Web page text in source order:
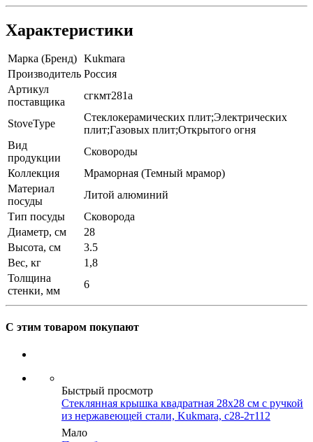
Характеристики
Марка (Бренд) Kukmara
Производитель Россия
Артикул
поставщика
сгкмт281а
StoveType
Стеклокерамических плит;Электрических
плит;Газовых плит;Открытого огня
Вид
продукции
Сковороды
Коллекция
Мраморная (Темный мрамор)
Материал
посуды
Литой алюминий
Тип посуды
Сковорода
Диаметр, см
28
Высота, см
3.5
Вес, кг
1,8
Толщина
стенки, мм
6
С этим товаром покупают
Быстрый просмотр
Стеклянная крышка квадратная 28х28 см с ручкой
из нержавеющей стали, Kukmara, с28-2т112
Мало